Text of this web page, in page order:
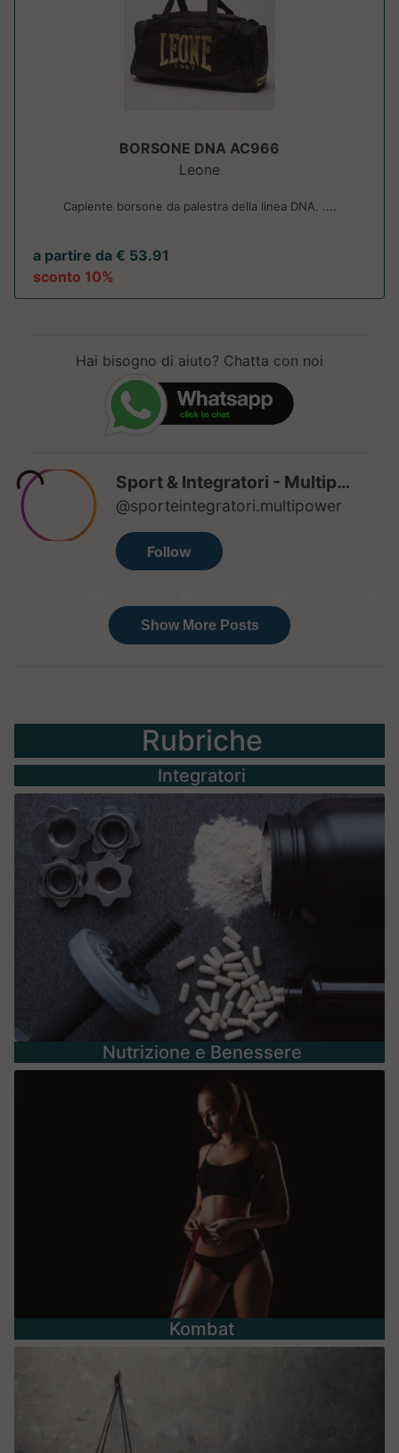
BORSONE DNA AC966
Leone
Capiente borsone da palestra della linea DNA. ....
a partire da € 53.91
sconto 10%
Hai bisogno di aiuto? Chatta con noi
Rubriche
Integratori
Nutrizione e Benessere
Kombat